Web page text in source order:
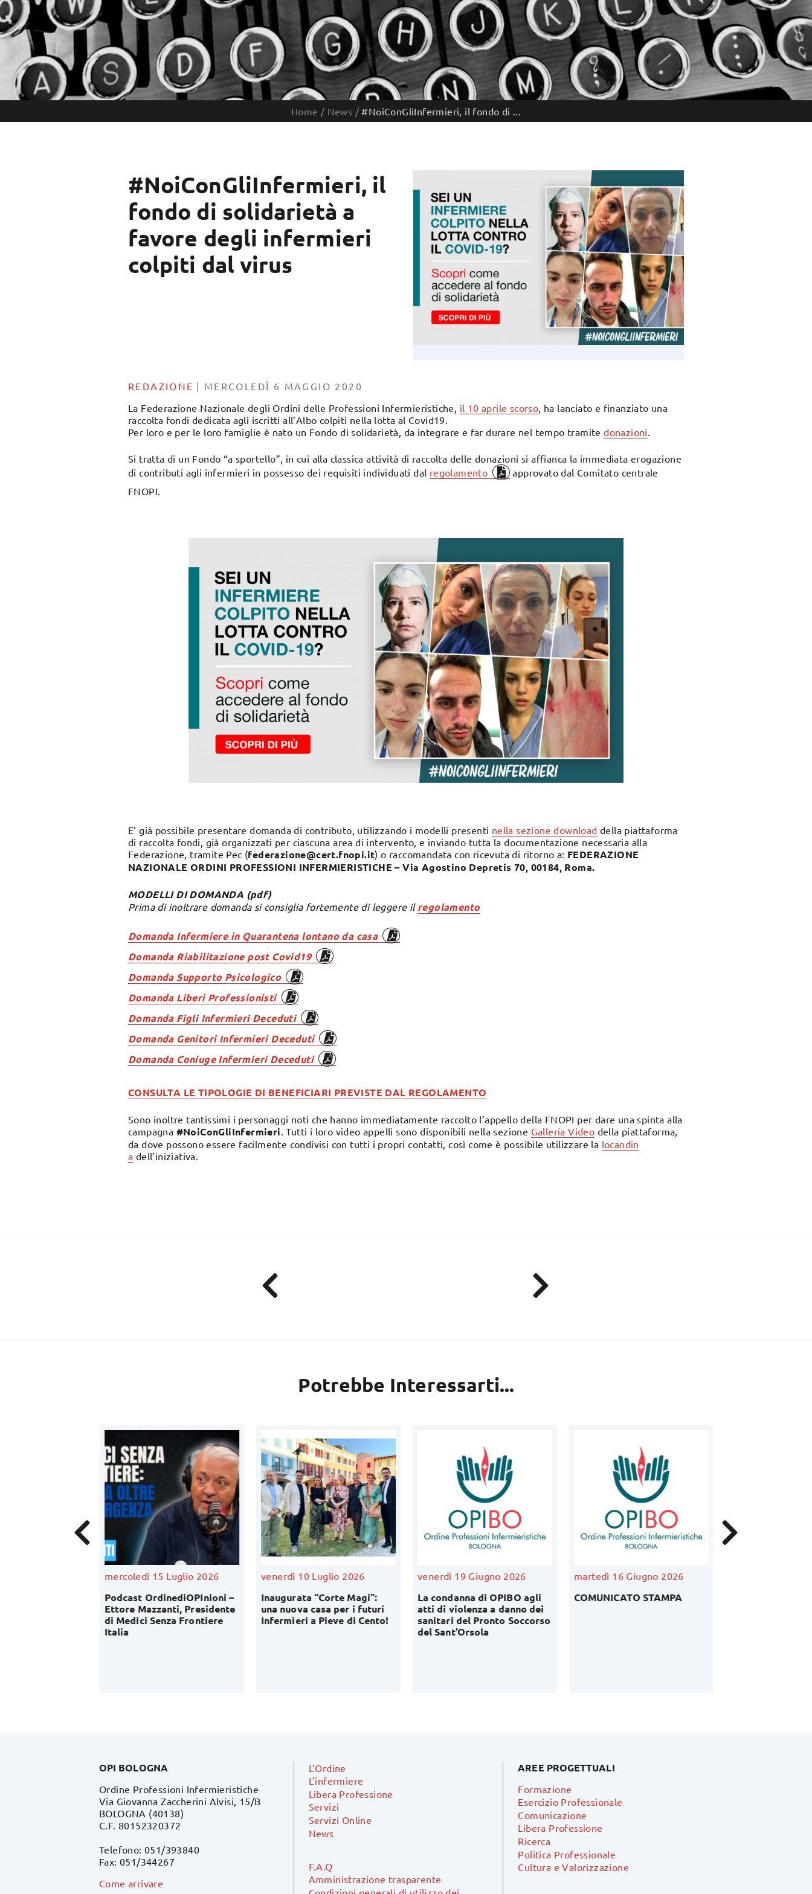
Home / News /#NoiConGliInfermieri, il fondo di ...
#NoiConGliInfermieri, il
fondo di solidarietà a
favore degli infermieri
colpiti dal virus
REDAZIONE | MERCOLEDÌ 6 MAGGIO 2020
La Federazione Nazionale degli Ordini delle Professioni Infermieristiche, il 10 aprile scorso , ha lanciato e finanziato una
raccolta fondi dedicata agli iscritti all’Albo colpiti nella lotta al Covid19.
Per loro e per le loro famiglie è nato un Fondo di solidarietà, da integrare e far durare nel tempo tramitedonazioni
Si tratta di un Fondo “a sportello”, in cui alla classica attività di raccolta delle donazioni si affianca la immediata erogazione
di contributi agli infermieri in possesso dei requisiti individuati dal regolamento
approvato dal Comitato centrale
FNOPI.
E’ già possibile presentare domanda di contributo, utilizzando i modelli presenti nella sezione download della piattaforma
di raccolta fondi, già organizzati per ciascuna area di intervento, e inviando tutta la documentazione necessaria alla
Federazione, tramite Pec (federazione@cert.fnopi.it) o raccomandata con ricevuta di ritorno a: FEDERAZIONE
NAZIONALE ORDINI PROFESSIONI INFERMIERISTICHE – Via Agostino Depretis 70, 00184, Roma.
MODELLI DI DOMANDA (pdf)
Prima di inoltrare domanda si consiglia fortemente di leggere il regolamento
Domanda Infermiere in Quarantena lontano da casa
Domanda Riabilitazione post Covid19
Domanda Supporto Psicologico
Domanda Liberi Professionisti
Domanda Figli Infermieri Deceduti
Domanda Genitori Infermieri Deceduti
Domanda Coniuge Infermieri Deceduti
CONSULTA LE TIPOLOGIE DI BENEFICIARI PREVISTE DAL REGOLAMENTO
Sono inoltre tantissimi i personaggi noti che hanno immediatamente raccolto l’appello della FNOPI per dare una spinta alla
campagna #NoiConGliInfermieri . Tutti i loro video appelli sono disponibili nella sezione Galleria Video della piattaforma,
da dove possono essere facilmente condivisi con tutti i propri contatti, così come è possibile utilizzare la locandin
a dell’iniziativa.
Potrebbe Interessarti...
mercoledì 15 Luglio 2026
Podcast OrdinediOPInioni –
Ettore Mazzanti, Presidente
di Medici Senza Frontiere
Italia
venerdì 10 Luglio 2026
Inaugurata “Corte Magi”:
una nuova casa per i futuri
Infermieri a Pieve di Cento!
venerdì 19 Giugno 2026
La condanna di OPIBO agli
atti di violenza a danno dei
sanitari del Pronto Soccorso
del Sant’Orsola
martedì 16 Giugno 2026
COMUNICATO STAMPA
OPI BOLOGNA
Ordine Professioni Infermieristiche
Via Giovanna Zaccherini Alvisi, 15/B
BOLOGNA (40138)
C.F. 80152320372
Telefono: 051/393840
Fax: 051/344267
Come arrivare
L’Ordine
L’infermiere
Libera Professione
Servizi
Servizi Online
News
F.A.Q
Amministrazione trasparente
AREE PROGETTUALI
Formazione
Esercizio Professionale
Comunicazione
Libera Professione
Ricerca
Politica Professionale
Cultura e Valorizzazione